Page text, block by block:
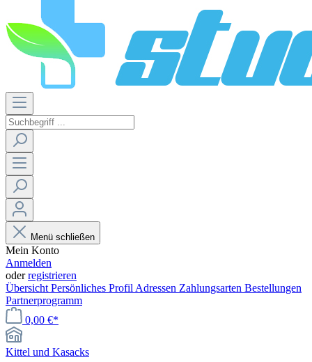
Menü schließen
Mein Konto
Anmelden
oderregistrieren
Übersicht Persönliches Profil Adressen Zahlungsarten Bestellungen
Partnerprogramm
0,00 €*
Kittel und Kasacks